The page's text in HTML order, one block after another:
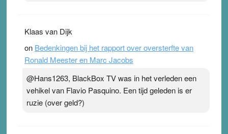
Klaas van Dijk
on Bedenkingen bij het rapport over oversterfte van
Ronald Meester en Marc Jacobs
@Hans1263, BlackBox TV was in het verleden een
vehikel van Flavio Pasquino. Een tijd geleden is er
ruzie (over geld?)